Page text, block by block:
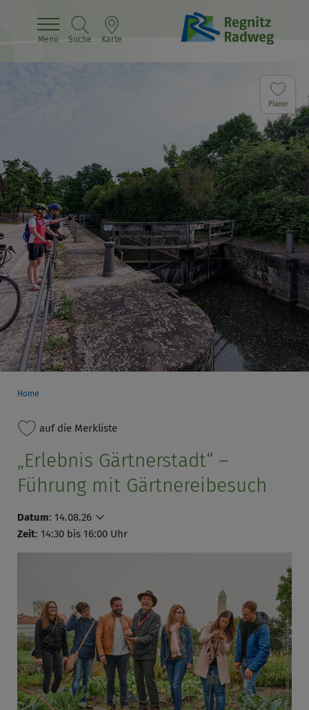
Menü Suche Karte
Planer
Home
auf die Merkliste
„Erlebnis Gärtnerstadt“ –
Führung mit Gärtnereibesuch
Datum: 14.08.26
Zeit: 14:30 bis 16:00 Uhr